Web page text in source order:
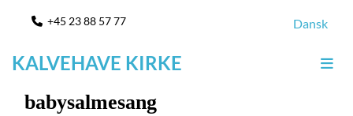
 +45 23 88 57 77 Dansk
KALVEHAVE KIRKE
babysalmesang